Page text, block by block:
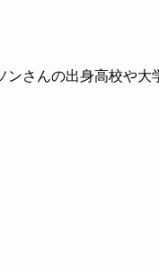
ンさんの出身高校や